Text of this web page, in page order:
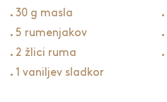
30 g masla
5 rumenjakov
2 žlici ruma
1 vaniljev sladkor